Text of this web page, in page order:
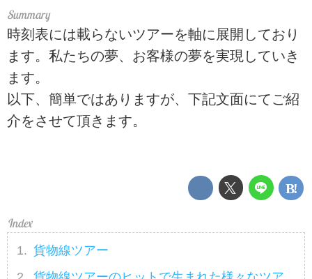
時刻表には載らないツアーを軸に展開しており
ます。私たちの夢、お客様の夢を実現していき
ます。
以下、簡単ではありますが、下記文面にてご紹
介をさせて頂きます。
貨物線ツアー